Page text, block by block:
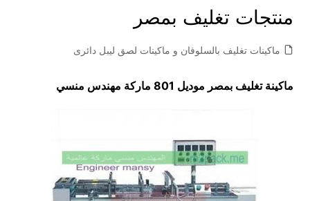
منتجات تغليف بمصر
ماكينات تغليف بالسلوفان و ماكينات لصق ليبل دائرى
ماكينة تغليف بمصر موديل 801 ماركة مهندس منسي